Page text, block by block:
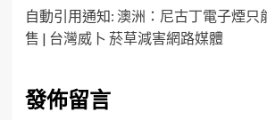
自動引用通知: 澳洲：尼古丁電子煙只
售 | 台灣威卜 菸草減害網路媒體
發佈留言